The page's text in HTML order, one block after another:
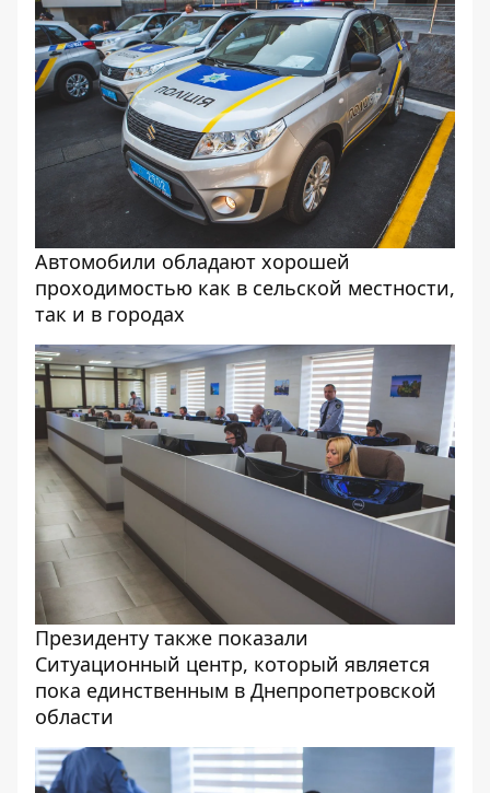
Автомобили обладают хорошей
проходимостью как в сельской местности,
так и в городах
Президенту также показали
Ситуационный центр, который является
пока единственным в Днепропетровской
области